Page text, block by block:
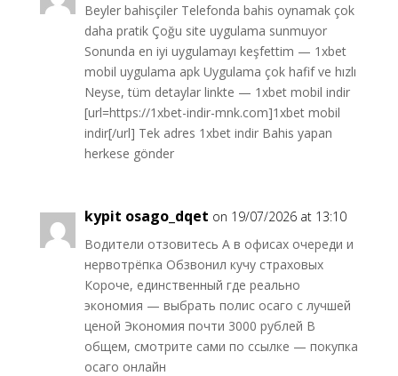
Beyler bahisçiler Telefonda bahis oynamak çok
daha pratik Çoğu site uygulama sunmuyor
Sonunda en iyi uygulamayı keşfettim — 1xbet
mobil uygulama apk Uygulama çok hafif ve hızlı
Neyse, tüm detaylar linkte — 1xbet mobil indir
[url=https://1xbet-indir-mnk.com]1xbet mobil
indir[/url] Tek adres 1xbet indir Bahis yapan
herkese gönder
kypit osago_dqet on 19/07/2026 at 13:10
Водители отзовитесь А в офисах очереди и
нервотрёпка Обзвонил кучу страховых
Короче, единственный где реально
экономия — выбрать полис осаго с лучшей
ценой Экономия почти 3000 рублей В
общем, смотрите сами по ссылке — покупка
осаго онлайн